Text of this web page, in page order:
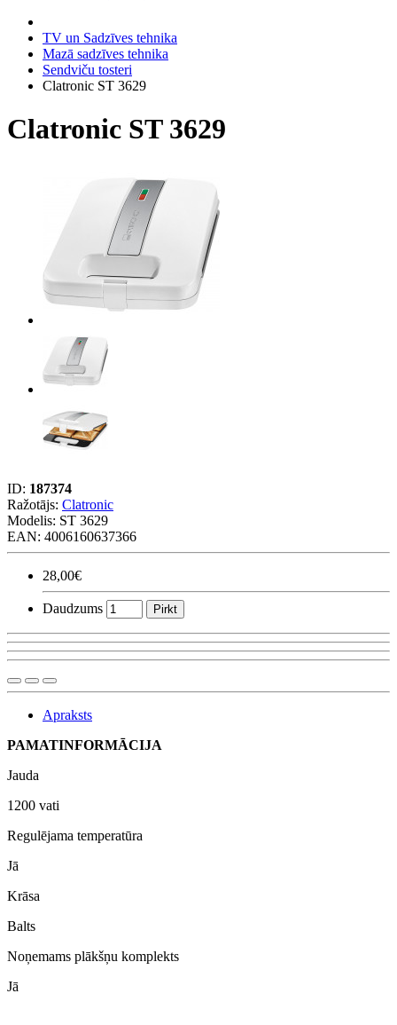
TV un Sadzīves tehnika
Mazā sadzīves tehnika
Sendviču tosteri
Clatronic ST 3629
Clatronic ST 3629
ID: 187374
Ražotājs: Clatronic
Modelis: ST 3629
EAN: 4006160637366
28,00€
Daudzums Pirkt
Apraksts
PAMATINFORMĀCIJA
Jauda
1200 vati
Regulējama temperatūra
Jā
Krāsa
Balts
Noņemams plākšņu komplekts
Jā